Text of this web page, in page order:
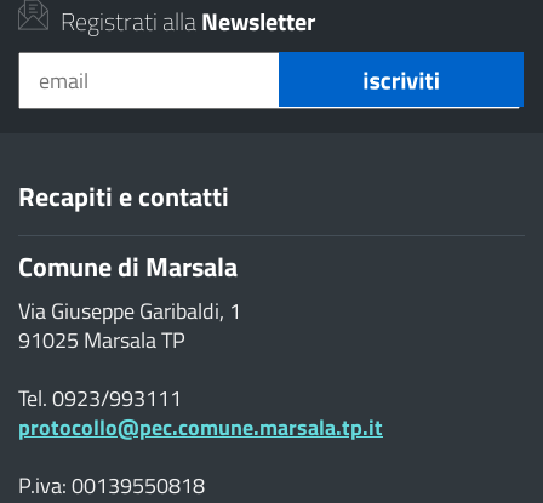
Registrati allaNewsletter
Recapiti e contatti
Comune di Marsala
Via Giuseppe Garibaldi, 1
91025 Marsala TP
Tel. 0923/993111
protocollo@pec.comune.marsala.tp.it
P.iva: 00139550818